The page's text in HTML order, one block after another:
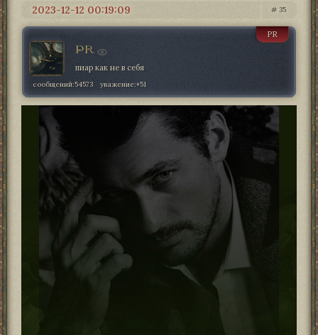
35
2023-12-12 00:19:09
PR
PR
пиар как не в себя
сообщений:54573 уважение:+51